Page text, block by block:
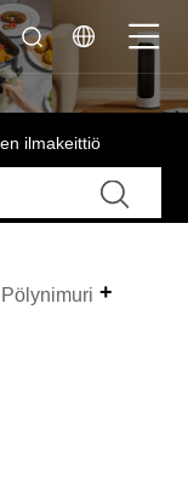
ilmakeittiö
Pölynimuri